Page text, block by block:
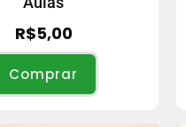
R$5,00
Comprar